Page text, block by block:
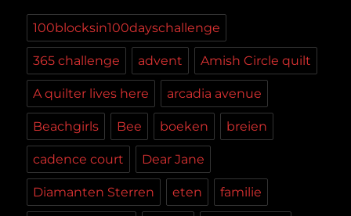
100blocksin100dayschallenge
365 challenge advent Amish Circle quilt
A quilter lives here arcadia avenue
Beachgirls Bee boeken breien
cadence court Dear Jane
Diamanten Sterren eten familie